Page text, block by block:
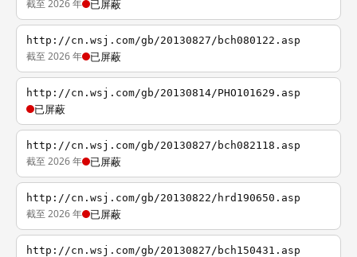
截至 2026 年 已屏蔽
http://cn.wsj.com/gb/20130827/bch080122.asp
截至 2026 年 已屏蔽
http://cn.wsj.com/gb/20130814/PHO101629.asp
已屏蔽
http://cn.wsj.com/gb/20130827/bch082118.asp
截至 2026 年 已屏蔽
http://cn.wsj.com/gb/20130822/hrd190650.asp
截至 2026 年 已屏蔽
http://cn.wsj.com/gb/20130827/bch150431.asp